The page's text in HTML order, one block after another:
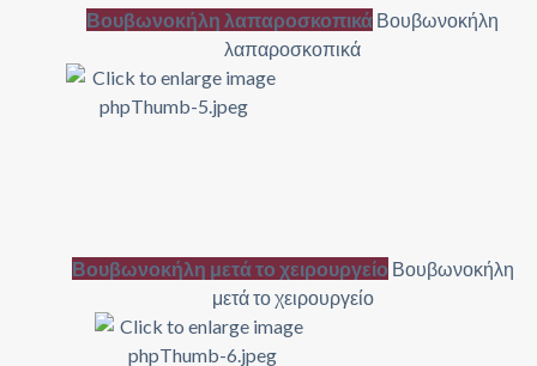
Βουβωνοκήλη λαπαροσκοπικά Βουβωνοκήλη
λαπαροσκοπικά
Βουβωνοκήλη μετά το χειρουργείο Βουβωνοκήλη
μετά το χειρουργείο